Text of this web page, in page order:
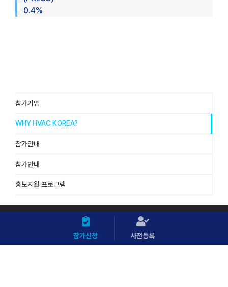
0.4%
참가기업
WHY HVAC KOREA?
참가안내
참가안내
홍보지원 프로그램
참가신청 사전등록